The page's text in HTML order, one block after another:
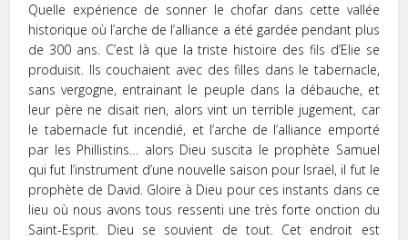
Quelle expérience de sonner le chofar dans cette vallée
historique où l’arche de l’alliance a été gardée pendant plus
de 300 ans. C’est là que la triste histoire des fils d’Elie se
produisit. Ils couchaient avec des filles dans le tabernacle,
sans vergogne, entrainant le peuple dans la débauche, et
leur père ne disait rien, alors vint un terrible jugement, car
le tabernacle fut incendié, et l’arche de l’alliance emporté
par les Phillistins… alors Dieu suscita le prophète Samuel
qui fut l’instrument d’une nouvelle saison pour Israël, il fut le
prophète de David. Gloire à Dieu pour ces instants dans ce
lieu où nous avons tous ressenti une très forte onction du
Saint-Esprit. Dieu se souvient de tout. Cet endroit est